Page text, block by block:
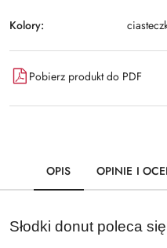
Kolory:
Pobierz produkt do PDF
OPIS OPINIE I
Słodki donut poleca